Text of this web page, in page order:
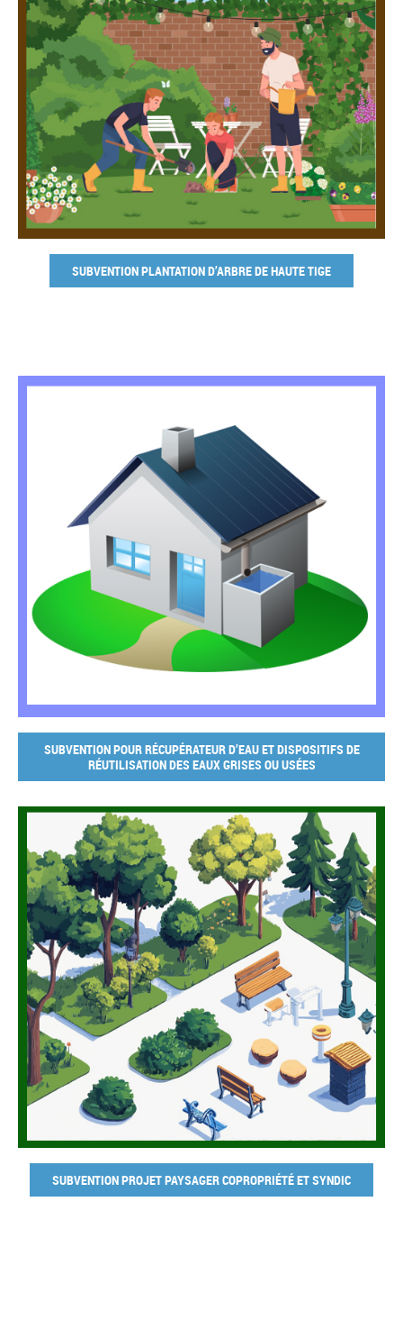
SUBVENTION PLANTATION D’ARBRE DE HAUTE TIGE
SUBVENTION POUR RÉCUPÉRATEUR D’EAU ET DISPOSITIFS DE
RÉUTILISATION DES EAUX GRISES OU USÉES
SUBVENTION PROJET PAYSAGER COPROPRIÉTÉ ET SYNDIC